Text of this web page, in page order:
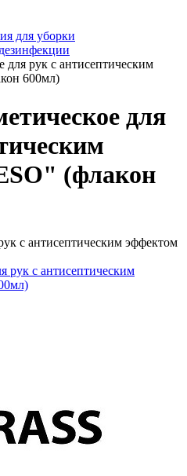
для уборки
для рук с антисептическим
600мл)
для
(флакон
с антисептическим эффектом